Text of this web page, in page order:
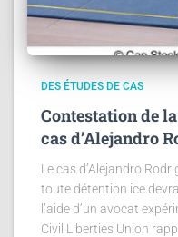
DES ÉTUDES DE CAS
Contestation de
cas d’Alejandro
Le cas d’Alejandro
toute détention ice
l’aide d’un avocat
Civil Liberties Union